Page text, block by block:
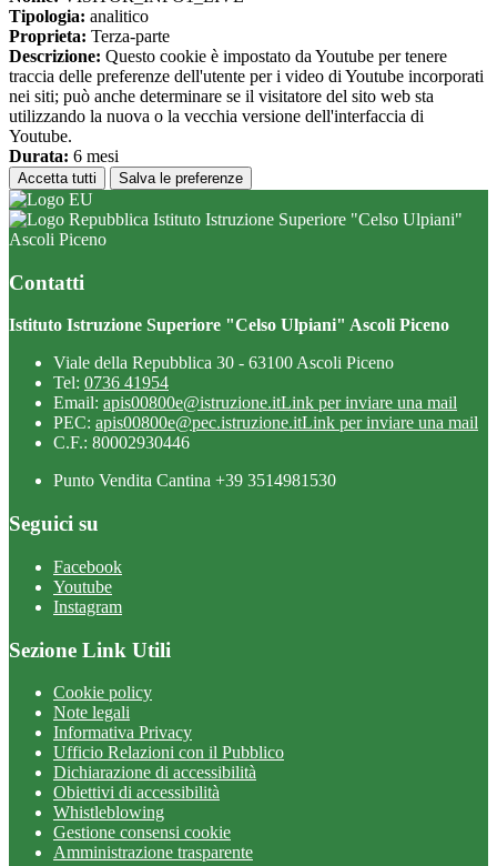
Tipologia: analitico
Proprieta: Terza-parte
Descrizione: Questo cookie è impostato da Youtube per tenere
traccia delle preferenze dell'utente per i video di Youtube incorporati
nei siti; può anche determinare se il visitatore del sito web sta
utilizzando la nuova o la vecchia versione dell'interfaccia di
Youtube.
Durata: 6 mesi
Accetta tutti Salva le preferenze
Istituto Istruzione Superiore "Celso Ulpiani"
Ascoli Piceno
Contatti
Istituto Istruzione Superiore "Celso Ulpiani" Ascoli Piceno
Viale della Repubblica 30 - 63100 Ascoli Piceno
Tel: 0736 41954
Email: apis00800e@istruzione.itLink per inviare una mail
PEC: apis00800e@pec.istruzione.itLink per inviare una mail
C.F.: 80002930446
Punto Vendita Cantina +39 3514981530
Seguici su
Facebook
Youtube
Instagram
Sezione Link Utili
Cookie policy
Note legali
Informativa Privacy
Ufficio Relazioni con il Pubblico
Dichiarazione di accessibilità
Obiettivi di accessibilità
Whistleblowing
Gestione consensi cookie
Amministrazione trasparente